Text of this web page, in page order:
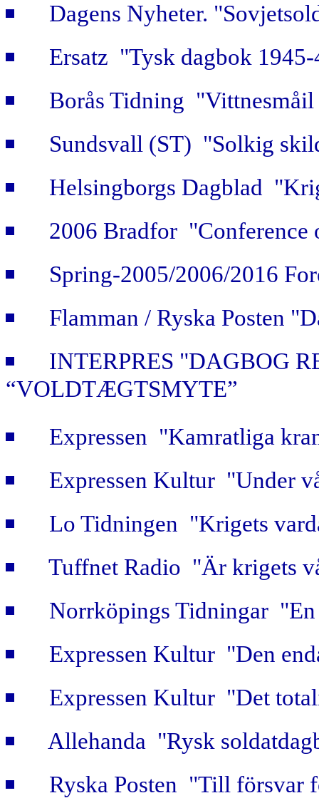
Dagens Nyheter.
Ersatz "Tysk dagbok
Borås Tidning
Sundsvall (ST) "Solkig
Helsingborgs Dagblad
2006 Bradfor "Conference
Spring-2005/2006/2016
Flamman / Ryska Posten
INTERPRES "DAGBOG
“VOLDTÆGTSMYTE”
Expressen "Kamratliga
Expressen Kultur "Under
Lo Tidningen "Krigets
Tuffnet Radio "Är krigets
Norrköpings Tidningar
Expressen Kultur "Den
Expressen Kultur "Det
Allehanda "Rysk
Ryska Posten "Till försvar